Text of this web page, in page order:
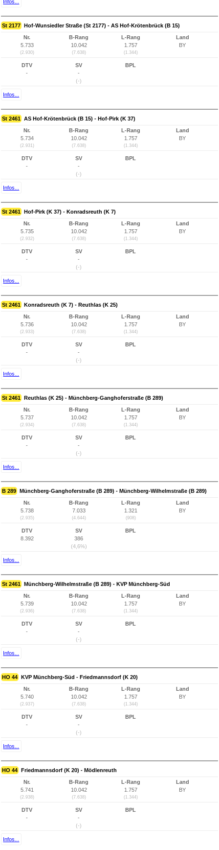
Infos...
St 2177 Hof-Wunsiedler Straße (St 2177) - AS Hof-Krötenbrück (B 15)
Nr.
5.733
(2.930)
B-Rang
10.042
(7.638)
L-Rang
1.757
(1.344)
Land
BY
DTV
-
SV
-
(-)
BPL
Infos...
St 2461 AS Hof-Krötenbrück (B 15) - Hof-Pirk (K 37)
Nr.
5.734
(2.931)
B-Rang
10.042
(7.638)
L-Rang
1.757
(1.344)
Land
BY
DTV
-
SV
-
(-)
BPL
Infos...
St 2461 Hof-Pirk (K 37) - Konradsreuth (K 7)
Nr.
5.735
(2.932)
B-Rang
10.042
(7.638)
L-Rang
1.757
(1.344)
Land
BY
DTV
-
SV
-
(-)
BPL
Infos...
St 2461 Konradsreuth (K 7) - Reuthlas (K 25)
Nr.
5.736
(2.933)
B-Rang
10.042
(7.638)
L-Rang
1.757
(1.344)
Land
BY
DTV
-
SV
-
(-)
BPL
Infos...
St 2461 Reuthlas (K 25) - Münchberg-Ganghoferstraße (B 289)
Nr.
5.737
(2.934)
B-Rang
10.042
(7.638)
L-Rang
1.757
(1.344)
Land
BY
DTV
-
SV
-
(-)
BPL
Infos...
B 289 Münchberg-Ganghoferstraße (B 289) - Münchberg-Wilhelmstraße (B 289)
Nr.
5.738
(2.935)
B-Rang
7.033
(4.644)
L-Rang
1.321
(908)
Land
BY
DTV
8.392
SV
386
(4,6%)
BPL
Infos...
St 2461 Münchberg-Wilhelmstraße (B 289) - KVP Münchberg-Süd
Nr.
5.739
(2.936)
B-Rang
10.042
(7.638)
L-Rang
1.757
(1.344)
Land
BY
DTV
-
SV
-
(-)
BPL
Infos...
HO 44 KVP Münchberg-Süd - Friedmannsdorf (K 20)
Nr.
5.740
(2.937)
B-Rang
10.042
(7.638)
L-Rang
1.757
(1.344)
Land
BY
DTV
-
SV
-
(-)
BPL
Infos...
HO 44 Friedmannsdorf (K 20) - Mödlenreuth
Nr.
5.741
(2.938)
B-Rang
10.042
(7.638)
L-Rang
1.757
(1.344)
Land
BY
DTV
-
SV
-
(-)
BPL
Infos...